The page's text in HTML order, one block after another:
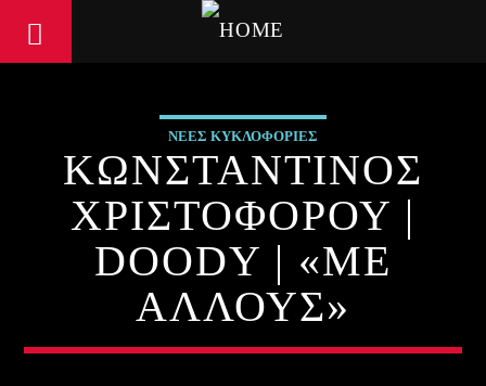
ΝΕΕΣ ΚΥΚΛΟΦΟΡΙΕΣ
ΚΩΝΣΤΑΝΤΙΝΟΣ
ΧΡΙΣΤΟΦΟΡΟΥ |
DOODY | «ΜΕ
ΑΛΛΟΥΣ»